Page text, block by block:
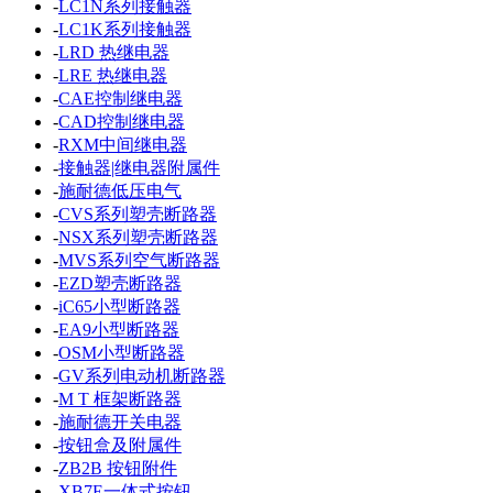
-LC1N系列接触器
-LC1K系列接触器
-LRD 热继电器
-LRE 热继电器
-CAE控制继电器
-CAD控制继电器
-RXM中间继电器
-接触器|继电器附属件
-施耐德低压电气
-CVS系列塑壳断路器
-NSX系列塑壳断路器
-MVS系列空气断路器
-EZD塑壳断路器
-iC65小型断路器
-EA9小型断路器
-OSM小型断路器
-GV系列电动机断路器
-M T 框架断路器
-施耐德开关电器
-按钮盒及附属件
-ZB2B 按钮附件